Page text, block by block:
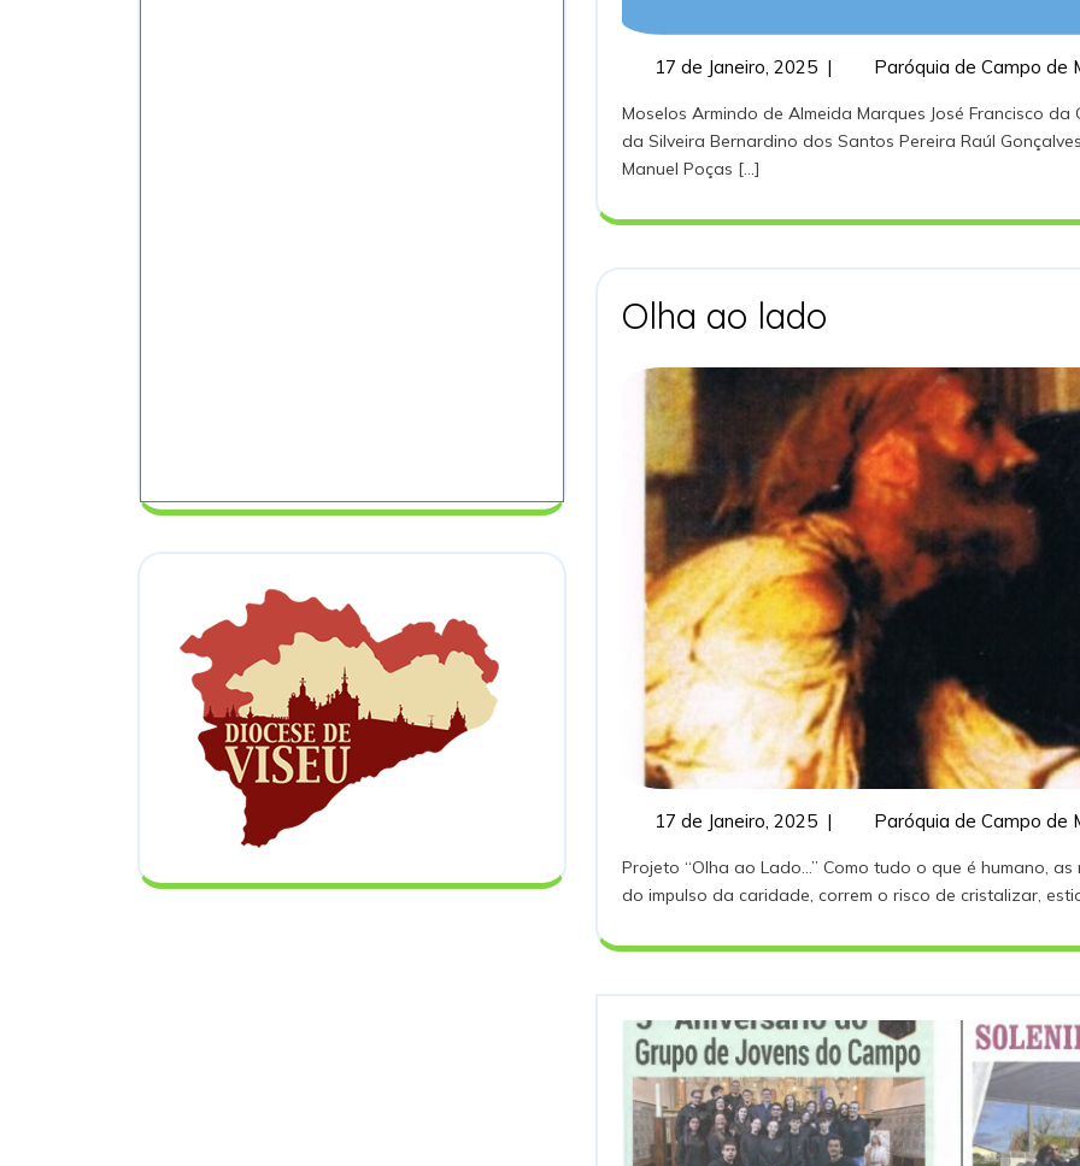
17 de Janeiro, 202517
Janeiro,
2025
| Paróquia de Campo de
Moselos Armindo de Almeida Marques José Francisco da Costa Machado Vila Nova Adelino Rodrigues
da Silveira Bernardino dos Santos Pereira Raúl
Manuel Poças [...]
Olha ao lado
ao
lado
17 de Janeiro, 202517
Janeiro,
2025
| Paróquia de Campo de
Projeto “Olha ao Lado…” Como tudo o que é humano, as nossas instituições, mesmo as que nasceram
do impulso da caridade, correm o risco de cristalizar,